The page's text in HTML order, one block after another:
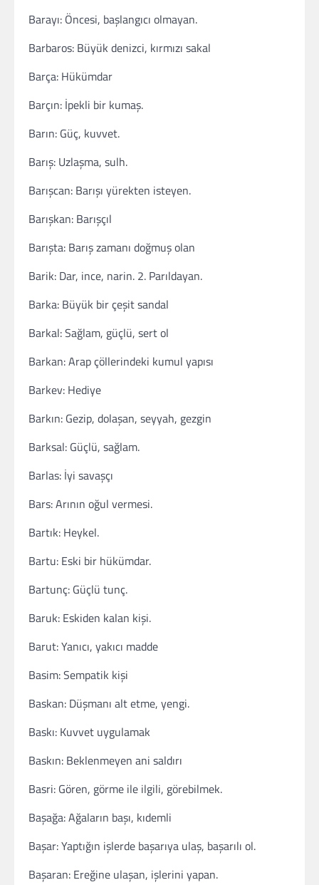
Barayı: Öncesi, başlangıcı olmayan.
Barbaros: Büyük denizci, kırmızı sakal
Barça: Hükümdar
Barçın: İpekli bir kumaş.
Barın: Güç, kuvvet.
Barış: Uzlaşma, sulh.
Barışcan: Barışı yürekten isteyen.
Barışkan: Barışçıl
Barışta: Barış zamanı doğmuş olan
Barik: Dar, ince, narin. 2. Parıldayan.
Barka: Büyük bir çeşit sandal
Barkal: Sağlam, güçlü, sert ol
Barkan: Arap çöllerindeki kumul yapısı
Barkev: Hediye
Barkın: Gezip, dolaşan, seyyah, gezgin
Barksal: Güçlü, sağlam.
Barlas: İyi savaşçı
Bars: Arının oğul vermesi.
Bartık: Heykel.
Bartu: Eski bir hükümdar.
Bartunç: Güçlü tunç.
Baruk: Eskiden kalan kişi.
Barut: Yanıcı, yakıcı madde
Basim: Sempatik kişi
Baskan: Düşmanı alt etme, yengi.
Baskı: Kuvvet uygulamak
Baskın: Beklenmeyen ani saldırı
Basri: Gören, görme ile ilgili, görebilmek.
Başağa: Ağaların başı, kıdemli
Başar: Yaptığın işlerde başarıya ulaş, başarılı ol.
Başaran: Ereğine ulaşan, işlerini yapan.